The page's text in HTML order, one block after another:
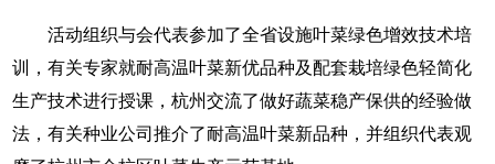
活动组织与会代表参加了全省设施叶菜绿色增效技术培
训，有关专家就耐高温叶菜新优品种及配套栽培绿色轻简化
生产技术进行授课，杭州交流了做好蔬菜稳产保供的经验做
法，有关种业公司推介了耐高温叶菜新品种，并组织代表观